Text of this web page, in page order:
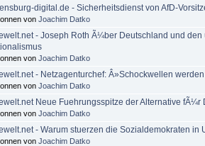
digital.de - Sicherheitsdienst von AfD-
von Joachim Datko
- Joseph Roth Ã¼ber Deutschland und den
von Joachim Datko
- Netzagenturchef: Â»Schockwellen
von Joachim Datko
Neue Fuehrungsspitze der Alternative fÃ¼r
von Joachim Datko
- Warum stuerzen die Sozialdemokraten in
von Joachim Datko